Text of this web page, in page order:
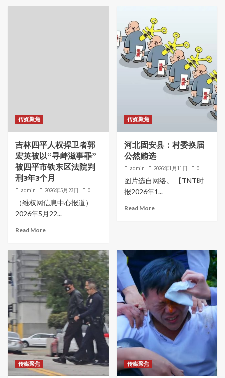
传媒聚焦
吉林四平人权捍卫者郭
宏英被以“寻衅滋事罪”
被四平市铁东区法院判
刑3年3个月
admin 2026年5月23日 0
（维权网信息中心报道）
2026年5月22...
Read More
传媒聚焦
河北固安县：村委换届
公然贿选
admin 2026年1月11日 0
图片选自网络。 【TNT时
报2026年1...
Read More
传媒聚焦 传媒聚焦